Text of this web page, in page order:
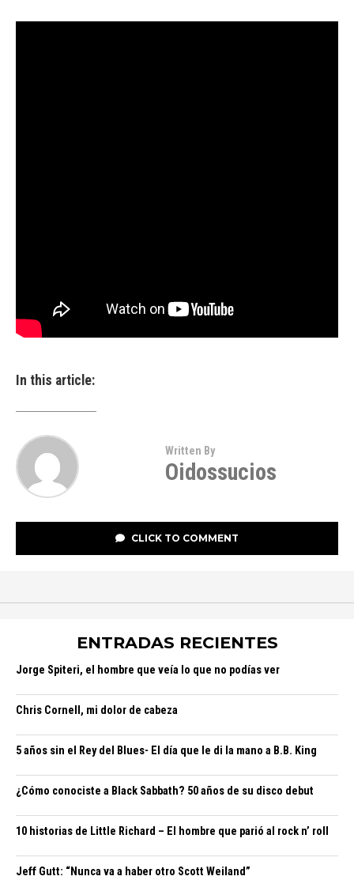
In this article:
Written By
Oidossucios
CLICK TO COMMENT
ENTRADAS RECIENTES
Jorge Spiteri, el hombre que veía lo que no podías ver
Chris Cornell, mi dolor de cabeza
5 años sin el Rey del Blues- El día que le di la mano a B.B. King
¿Cómo conociste a Black Sabbath? 50 años de su disco debut
10 historias de Little Richard – El hombre que parió al rock n’ roll
Jeff Gutt: “Nunca va a haber otro Scott Weiland”